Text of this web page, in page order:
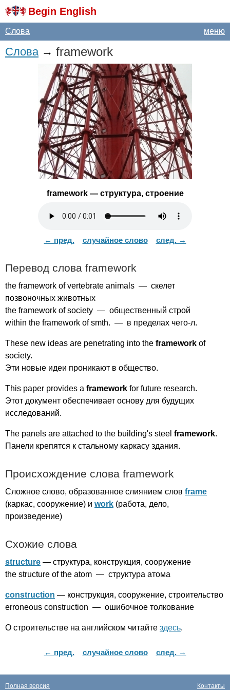
Begin English
меню
Слова
Слова→ framework
framework— структура, строение
← пред. случайное слово след. →
Перевод слова framework
the framework of vertebrate animals — скелет
позвоночных животных
the framework of society — общественный строй
within the framework of smth. — в пределах чего-л.
These new ideas are penetrating into the framework of
society.
Эти новые идеи проникают в общество.
This paper provides a framework for future research.
Этот документ обеспечивает основу для будущих
исследований.
The panels are attached to the building's steel framework.
Панели крепятся к стальному каркасу здания.
Происхождение слова framework
Сложное слово, образованное слиянием слов frame
(каркас, сооружение) и work (работа, дело,
произведение)
Схожие слова
structure — структура, конструкция, сооружение
the structure of the atom — структура атома
construction — конструкция, сооружение, строительство
erroneous construction — ошибочное толкование
О строительстве на английском читайте здесь.
← пред. случайное слово след. →
Контакты
Полная версия